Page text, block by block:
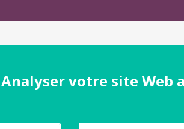
Analyser votre site Web